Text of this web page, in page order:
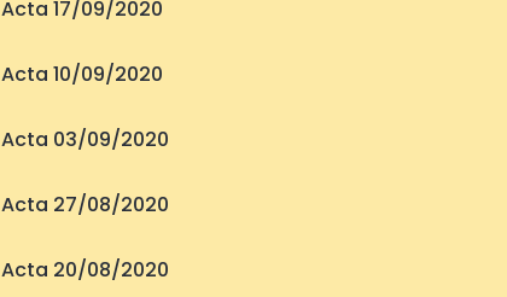
Acta 17/09/2020
Acta 10/09/2020
Acta 03/09/2020
Acta 27/08/2020
Acta 20/08/2020